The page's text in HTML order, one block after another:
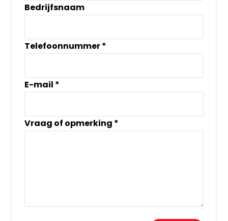
Bedrijfsnaam
Telefoonnummer*
E-mail *
Vraag of opmerking *